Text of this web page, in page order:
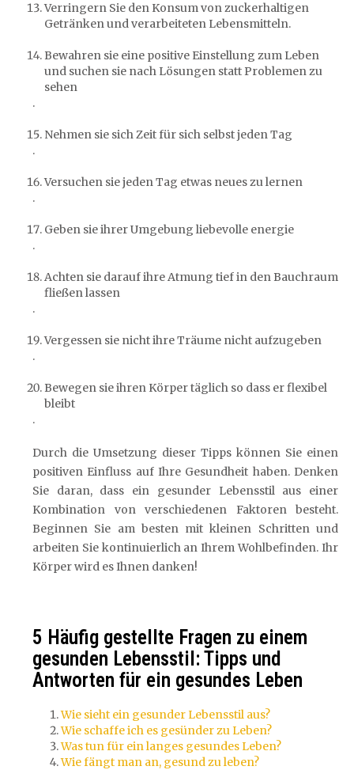
Verringern Sie den Konsum von zuckerhaltigen
Getränken und verarbeiteten Lebensmitteln.
Bewahren sie eine positive Einstellung zum Leben
und suchen sie nach Lösungen statt Problemen zu
sehen
.
Nehmen sie sich Zeit für sich selbst jeden Tag
.
Versuchen sie jeden Tag etwas neues zu lernen
.
Geben sie ihrer Umgebung liebevolle energie
.
Achten sie darauf ihre Atmung tief in den Bauchraum
fließen lassen
.
Vergessen sie nicht ihre Träume nicht aufzugeben
.
Bewegen sie ihren Körper täglich so dass er flexibel
bleibt
.
Durch die Umsetzung dieser Tipps können Sie einen
positiven Einfluss auf Ihre Gesundheit haben. Denken
Sie daran, dass ein gesunder Lebensstil aus einer
Kombination von verschiedenen Faktoren besteht.
Beginnen Sie am besten mit kleinen Schritten und
arbeiten Sie kontinuierlich an Ihrem Wohlbefinden. Ihr
Körper wird es Ihnen danken!
5 Häufig gestellte Fragen zu einem
gesunden Lebensstil: Tipps und
Antworten für ein gesundes Leben
Wie sieht ein gesunder Lebensstil aus?
Wie schaffe ich es gesünder zu Leben?
Was tun für ein langes gesundes Leben?
Wie fängt man an, gesund zu leben?